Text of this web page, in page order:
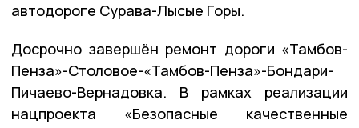
автодороге Сурава-Лысые Горы.
Досрочно завершён ремонт дороги «Тамбов-
Пенза»-Столовое-«Тамбов-Пенза»-Бондари-
Пичаево-Вернадовка. В рамках реализации
нацпроекта «Безопасные качественные